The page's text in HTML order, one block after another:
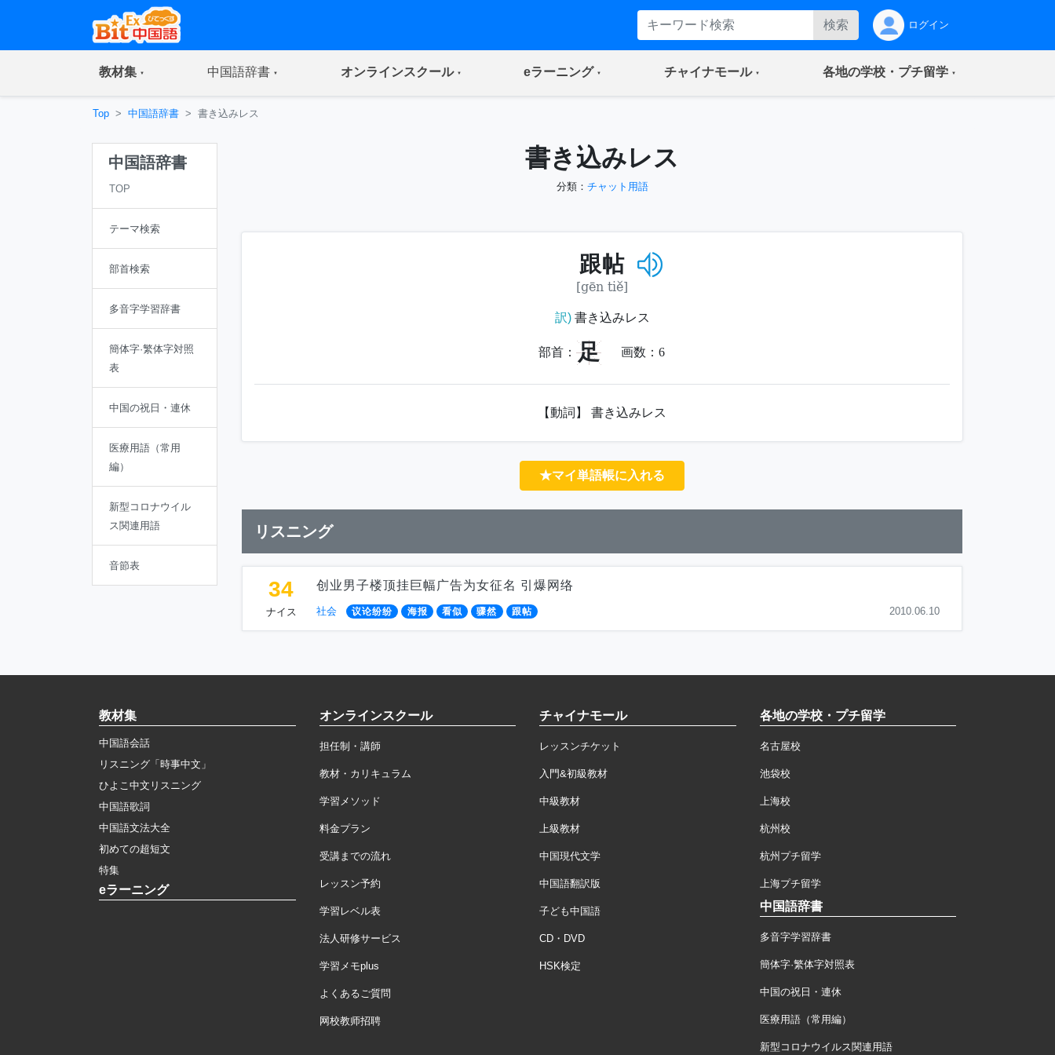
検索 ログイン
教材集(current) 中国語辞書(current) オンラインスクール(current) eラーニング(current) チャイナモール(current) 各地の学校・プチ留学(current)
Top 中国語辞書 書き込みレス
中国語辞書
TOP
テーマ検索
部首検索
多音字学習辞書
簡体字·繁体字対照
表
中国の祝日・連休
医療用語（常用
編）
新型コロナウイル
ス関連用語
音節表
書き込みレス
分類： チャット用語
跟帖
[gēn tiě]
訳)書き込みレス
部首： 足 画数： 6
【動詞】 書き込みレス
★マイ単語帳に入れる
リスニング
34
ナイス
创业男子楼顶挂巨幅广告为女征名 引爆网络
社会 议论纷纷 海报 看似 骤然 跟帖 2010.06.10
教材集
中国語会話
リスニング「時事中文」
ひよこ中文リスニング
中国語歌詞
中国語文法大全
初めての超短文
特集
eラーニング
オンラインスクール
担任制・講師
教材・カリキュラム
学習メソッド
料金プラン
受講までの流れ
レッスン予約
学習レベル表
法人研修サービス
学習メモplus
よくあるご質問
网校教师招聘
チャイナモール
レッスンチケット
入門&初級教材
中級教材
上級教材
中国現代文学
中国語翻訳版
子ども中国語
CD・DVD
HSK検定
各地の学校・プチ留学
名古屋校
池袋校
上海校
杭州校
杭州プチ留学
上海プチ留学
中国語辞書
多音字学習辞書
簡体字·繁体字対照表
中国の祝日・連休
医療用語（常用編）
新型コロナウイルス関連用語